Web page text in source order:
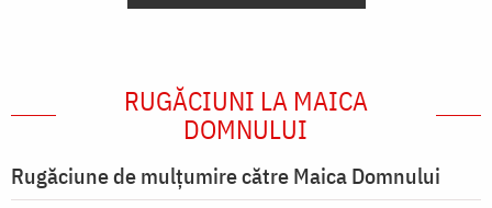
RUGĂCIUNI LA MAICA
DOMNULUI
Rugăciune de mulţumire către Maica Domnului